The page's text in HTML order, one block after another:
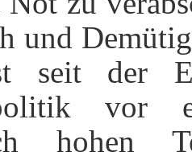
und
seit der
vor
hohen